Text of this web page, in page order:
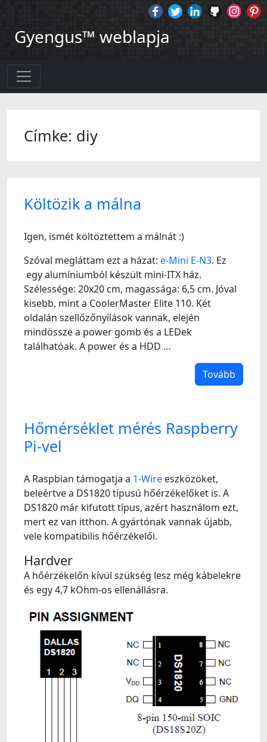
Gyengus™ weblapja
Címke: diy
Költözik a málna
Igen, ismét költöztettem a málnát :)
Szóval megláttam ezt a házat: e-Mini E-N3. Ez
egy alumíniumból készült mini-ITX ház.
Szélessége: 20x20 cm, magassága: 6,5 cm. Jóval
kisebb, mint a CoolerMaster Elite 110. Két
oldalán szellőzőnyílások vannak, elején
mindössze a power gomb és a LEDek
találhatóak. A power és a HDD …
Tovább
Hőmérséklet mérés Raspberry
Pi-vel
A Raspbian támogatja a 1-Wire eszközöket,
beleértve a DS1820 típusú hőérzékelőket is. A
DS1820 már kifutott típus, azért használom ezt,
mert ez van itthon. A gyártónak vannak újabb,
vele kompatibilis hőérzékelői.
Hardver
A hőérzékelőn kívül szükség lesz még kábelekre
és egy 4,7 kOhm-os ellenállásra.